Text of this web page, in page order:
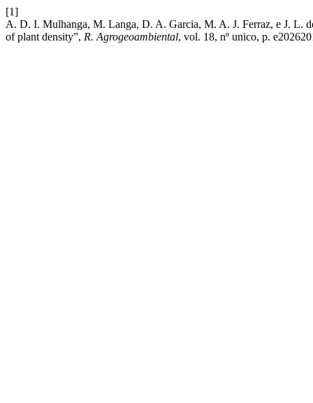
[1]
A. D. I. Mulhanga, M. Langa, D. A. Garcia, M. A. J. Ferraz, e J. L.
of plant density”, R. Agrogeoambiental, vol. 18, nº unico, p.